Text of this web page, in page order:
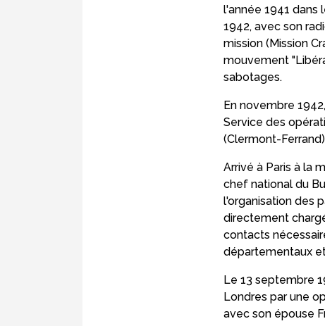
l'année 1941 dans
1942, avec son
mission (Mission
mouvement
sabotages.
En novembre
Service des
(Clermont-
Arrivé à Paris à la
chef national du
l'organisation des
directement
contacts
départementaux
Le 13 septembre
Londres par une
avec son épouse